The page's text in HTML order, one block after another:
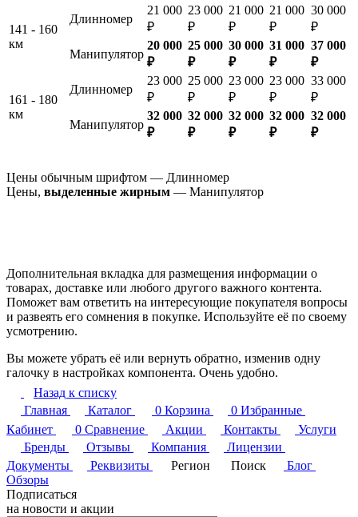
141 - 160
км
Длинномер
21 000
₽
23 000
₽
21 000
₽
21 000
₽
30 000
₽
Манипулятор
20 000
₽
25 000
₽
30 000
₽
31 000
₽
37 000
₽
161 - 180
км
Длинномер
23 000
₽
25 000
₽
23 000
₽
23 000
₽
33 000
₽
Манипулятор
32 000
₽
32 000
₽
32 000
₽
32 000
₽
32 000
₽
Цены обычным шрифтом — Длинномер
Цены, выделенные жирным — Манипулятор
Дополнительная вкладка для размещения информации о
товарах, доставке или любого другого важного контента.
Поможет вам ответить на интересующие покупателя вопросы
и развеять его сомнения в покупке. Используйте её по своему
усмотрению.
Вы можете убрать её или вернуть обратно, изменив одну
галочку в настройках компонента. Очень удобно.
Назад к списку
Главная
Каталог 0 Корзина 0 Избранные
Кабинет
0 Сравнение Акции Контакты
Услуги
Бренды
Отзывы Компания
Лицензии
Документы
Реквизиты Регион Поиск
Блог
Обзоры
Подписаться
на новости и акции